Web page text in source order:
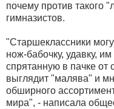
почему против такого
гимназистов.
"Старшеклассники
нож-бабочку, удавку,
спрятанную в пачке от
выглядит "малява" и
обширного
мира", - написала